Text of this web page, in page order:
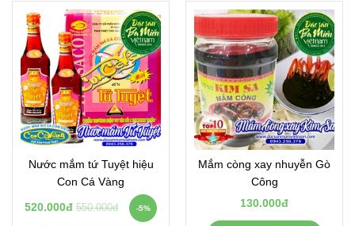
Nước mắm tứ Tuyệt hiệu
Con Cá Vàng
520.000đ 550.000đ -5%
Mắm còng xay nhuyễn Gò
Công
130.000đ